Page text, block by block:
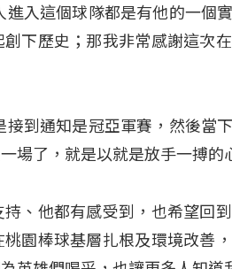
入這個球隊都是有他的一個
下歷史；那我非常感謝這次
到通知是冠亞軍賽，然後當
場了，就是以就是放手一搏的
、他都有感受到，也希望回
園棒球基層扎根及環境改善